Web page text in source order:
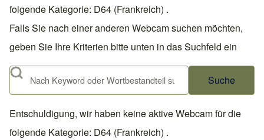
folgende Kategorie: D64 (Frankreich) .
Falls Sie nach einer anderen Webcam suchen möchten,
geben Sie Ihre Kriterien bitte unten in das Suchfeld ein
Suche
Entschuldigung, wir haben keine aktive Webcam für die
folgende Kategorie: D64 (Frankreich) .